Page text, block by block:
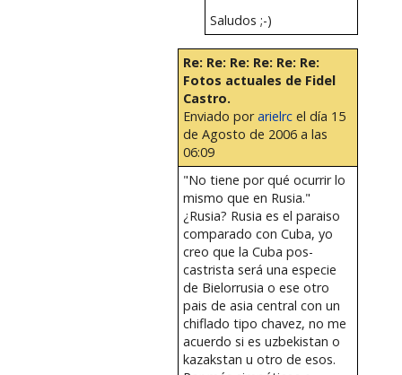
Saludos ;-)
Re: Re: Re: Re: Re: Re:
Fotos actuales de Fidel
Castro.
Enviado porarielrcel día 15
de Agosto de 2006 a las
06:09
"No tiene por qué ocurrir lo
mismo que en Rusia."
¿Rusia? Rusia es el paraiso
comparado con Cuba, yo
creo que la Cuba pos-
castrista será una especie
de Bielorrusia o ese otro
pais de asia central con un
chiflado tipo chavez, no me
acuerdo si es uzbekistan o
kazakstan u otro de esos.